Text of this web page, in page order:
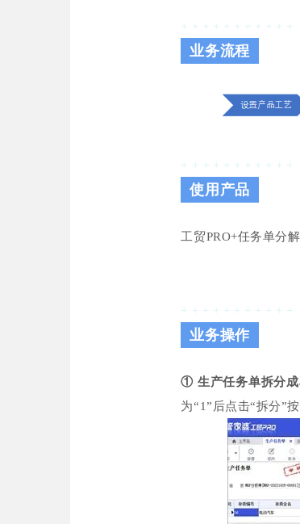
+ + + + + + + + + + +
业务流程
+ + + + + + + + + + +
使用产品
工贸PRO+任务单分解
+ + + + + + + + + + +
业务操作
① 生产任务单拆分
为“1”后点击“拆分”